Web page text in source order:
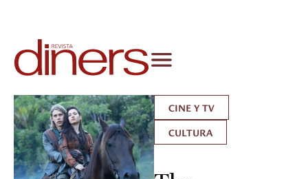
CINE Y TV
CULTURA